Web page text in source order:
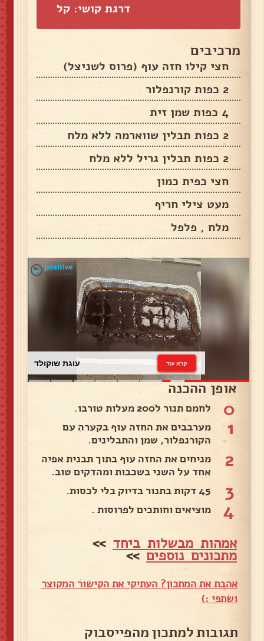
דרגת קושי: קל
מרכיבים
חצי קילו חזה עוף (פרוס לשניצל)
2 כפות קורנפלור
4 כפות שמן זית
2 כפות תבלין שווארמה ללא מלח
2 כפות תבלין גריל ללא מלח
חצי כפית כמון
מעט צילי חריף
מלח , פלפל
עוגת שוקולד קרא עוד
אופן ההכנה
0 לחמם תנור ל200 מעלות טורבו.
1
מערבבים את החזה עוף בקערה עם
הקורנפלור, שמן והתבלינים.
2
מניחים את החזה עוף בתוך תבנית אפיה
אחד על השני בשכבות ומהדקים טוב.
3 45 דקות בתנור בדיוק בלי לכסות.
4 מוציאים וחותכים לפרוסות .
אמהות מבשלות ביחד >>
מתכונים נוספים>>
אהבת את המתכון? העתיקי את הקישור המקוצר
ושתפי :)
תגובות למתכון מהפייסבוק